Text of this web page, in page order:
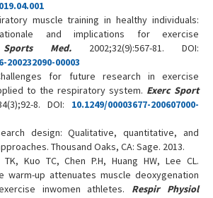
muscle training in healthy individuals:
and implications for exercise
Sports Med. 2002;32(9):567-81. DOI:
200232090-00003
for future research in exercise
to the respiratory system. Exerc Sport
8. DOI: 10.1249/00003677-200607000-
design: Qualitative, quantitative, and
Thousand Oaks, CA: Sage. 2013.
TK, Kuo TC, Chen P.H, Huang HW, Lee CL.
warm-up attenuates muscle deoxygenation
inwomen athletes. Respir Physiol